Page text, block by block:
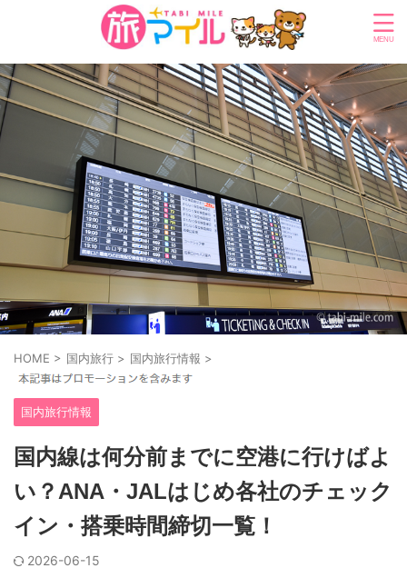
HOME > 国内旅行 > 国内旅行情報 >
国内旅行情報
国内線は何分前までに空港に行けばよ
い？ANA・JALはじめ各社のチェック
イン・搭乗時間締切一覧！
2026-06-15